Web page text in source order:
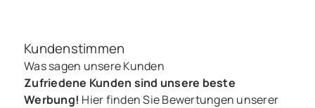
Kundenstimmen
Was sagen unsere Kunden
Zufriedene Kunden sind unsere beste
Werbung! Hier finden Sie Bewertungen unserer